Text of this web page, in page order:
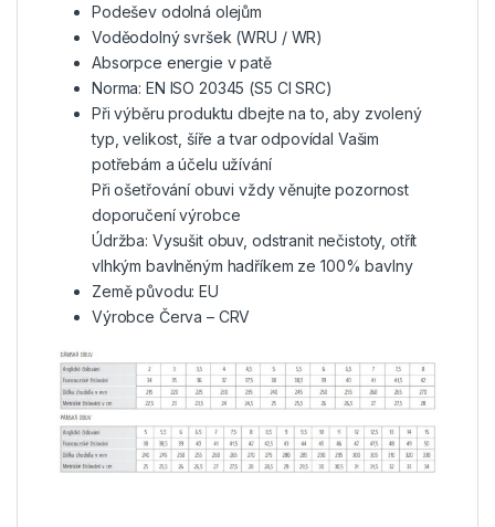
Podešev odolná olejům
Voděodolný svršek (WRU / WR)
Absorpce energie v patě
Norma: EN ISO 20345 (S5 CI SRC)
Při výběru produktu dbejte na to, aby zvolený
typ, velikost, šíře a tvar odpovídal Vašim
potřebám a účelu užívání
Při ošetřování obuvi vždy věnujte pozornost
doporučení výrobce
Údržba: Vysušit obuv, odstranit nečistoty, otřít
vlhkým bavlněným hadříkem ze 100% bavlny
Země původu: EU
Výrobce Červa – CRV